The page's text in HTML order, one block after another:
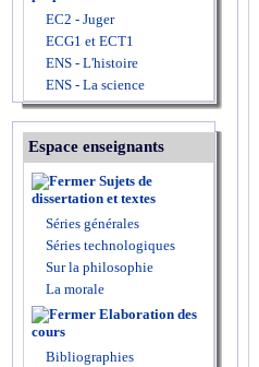
EC2 - Juger
ECG1 et ECT1
ENS - L'histoire
ENS - La science
Espace enseignants
Sujets de
dissertation et textes
Séries générales
Séries technologiques
Sur la philosophie
La morale
Elaboration des
cours
Bibliographies